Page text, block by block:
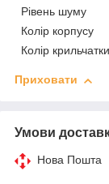
Рівень шуму
Колір корпусу
Колір крильчатки
Приховати
Умови
Нова Пошта